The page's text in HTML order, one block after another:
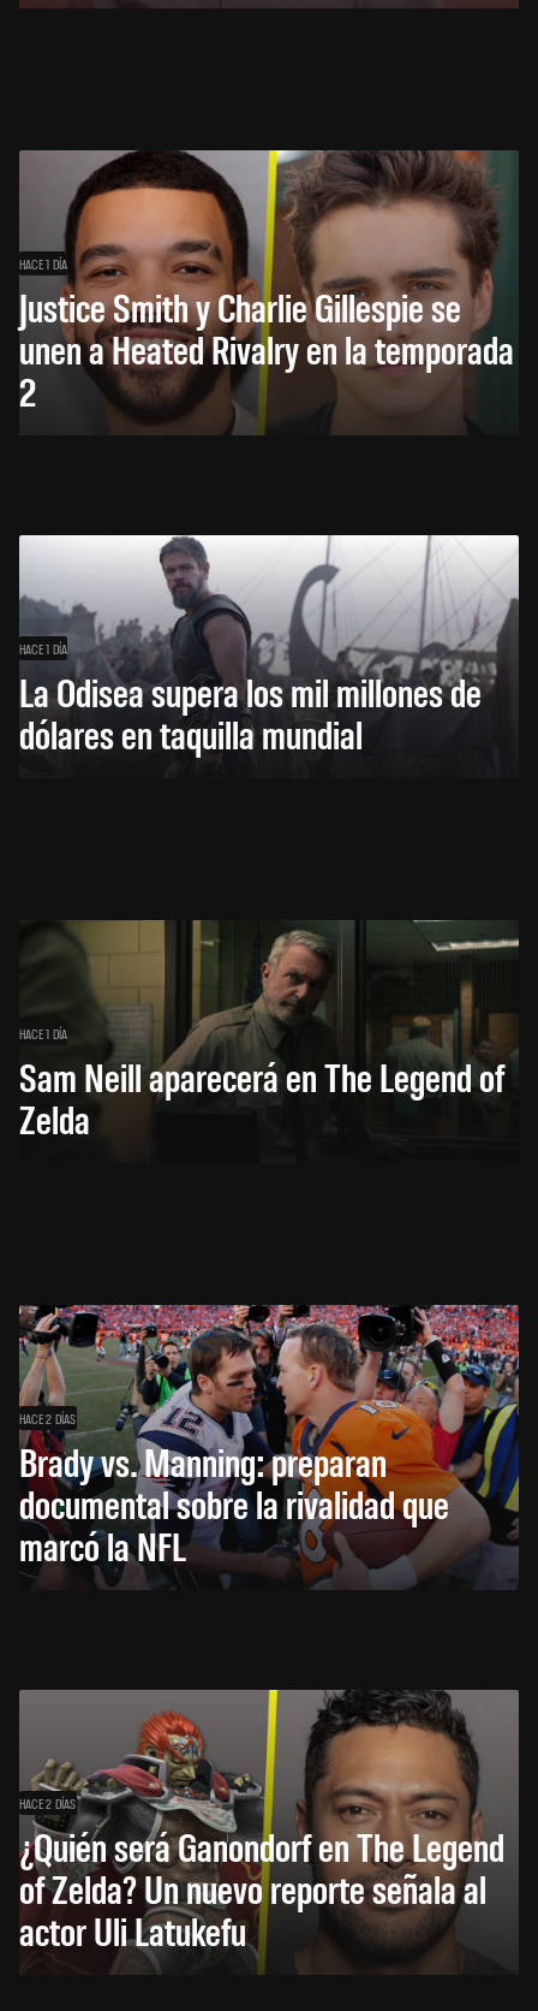
HACE 1 DÍA
Justice Smith y Charlie Gillespie se
unen a Heated Rivalry en la temporada
2
HACE 1 DÍA
La Odisea supera los mil millones de
dólares en taquilla mundial
HACE 1 DÍA
Sam Neill aparecerá en The Legend of
Zelda
HACE 2 DÍAS
Brady vs. Manning: preparan
documental sobre la rivalidad que
marcó la NFL
HACE 2 DÍAS
¿Quién será Ganondorf en The Legend
of Zelda? Un nuevo reporte señala al
actor Uli Latukefu